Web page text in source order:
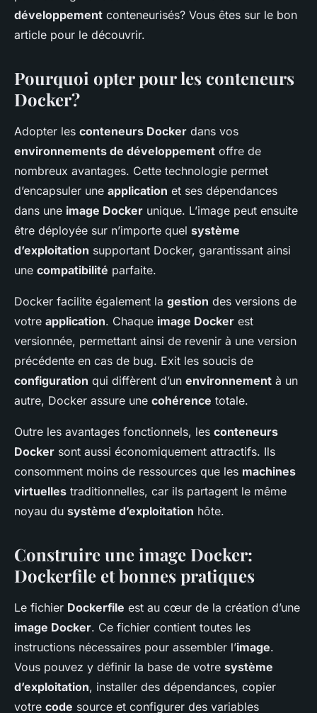
développement conteneurisés? Vous êtes sur le bon
article pour le découvrir.
Pourquoi opter pour les conteneurs
Docker?
Adopter les conteneurs Docker dans vos
environnements de développement offre de
nombreux avantages. Cette technologie permet
d’encapsuler une application et ses dépendances
dans une image Docker unique. L’image peut ensuite
être déployée sur n’importe quel système
d’exploitation supportant Docker, garantissant ainsi
une compatibilité parfaite.
Docker facilite également la gestion des versions de
votre application. Chaque image Docker est
versionnée, permettant ainsi de revenir à une version
précédente en cas de bug. Exit les soucis de
configuration qui diffèrent d’un environnement à un
autre, Docker assure une cohérence totale.
Outre les avantages fonctionnels, les conteneurs
Docker sont aussi économiquement attractifs. Ils
consomment moins de ressources que les machines
virtuelles traditionnelles, car ils partagent le même
noyau du système d’exploitation hôte.
Construire une image Docker:
Dockerfile et bonnes pratiques
Le fichier Dockerfile est au cœur de la création d’une
image Docker. Ce fichier contient toutes les
instructions nécessaires pour assembler l’image.
Vous pouvez y définir la base de votre système
d’exploitation, installer des dépendances, copier
votre code source et configurer des variables